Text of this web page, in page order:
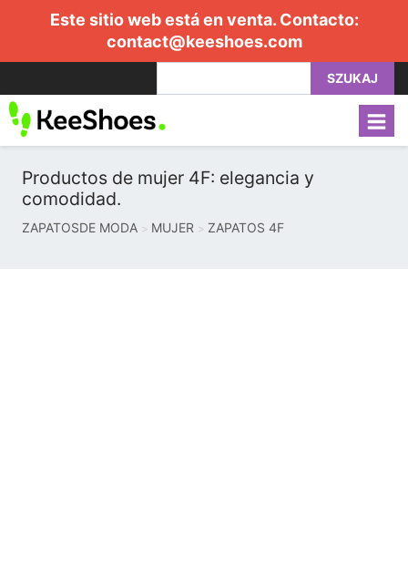
Este sitio web está en venta. Contacto:
contact@keeshoes.com
SZUKAJ
Productos de mujer 4F: elegancia y
comodidad.
ZAPATOSDE MODA MUJER ZAPATOS 4F